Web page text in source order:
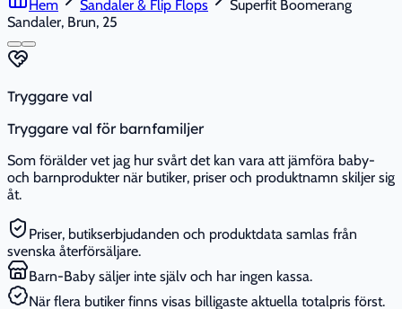
Hem
Sandaler & Flip Flops
Superfit Boomerang
Sandaler, Brun, 25
Tryggare val
Tryggare val för barnfamiljer
Som förälder vet jag hur svårt det kan vara att jämföra baby-
och barnprodukter när butiker, priser och produktnamn skiljer sig
åt.
Priser, butikserbjudanden och produktdata samlas från
svenska återförsäljare.
Barn-Baby säljer inte själv och har ingen kassa.
När flera butiker finns visas billigaste aktuella totalpris först.